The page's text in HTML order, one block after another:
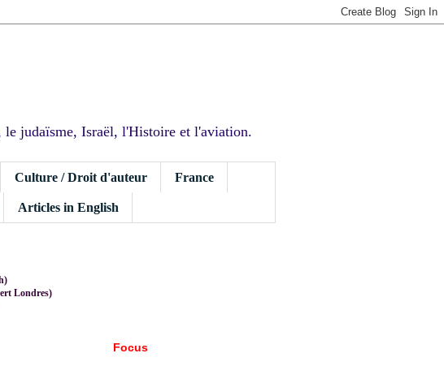
judaïsme, Israël, l'Histoire et l'aviation.
Culture / Droit d'auteur France
Articles in English
Londres)
Focus